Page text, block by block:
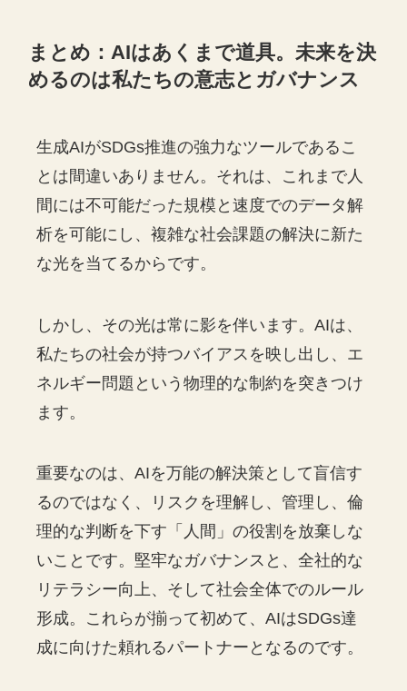
まとめ：AIはあくまで道具。未来を決
めるのは私たちの意志とガバナンス
生成AIがSDGs推進の強力なツールであるこ
とは間違いありません。それは、これまで人
間には不可能だった規模と速度でのデータ解
析を可能にし、複雑な社会課題の解決に新た
な光を当てるからです。
しかし、その光は常に影を伴います。AIは、
私たちの社会が持つバイアスを映し出し、エ
ネルギー問題という物理的な制約を突きつけ
ます。
重要なのは、AIを万能の解決策として盲信す
るのではなく、リスクを理解し、管理し、倫
理的な判断を下す「人間」の役割を放棄しな
いことです。堅牢なガバナンスと、全社的な
リテラシー向上、そして社会全体でのルール
形成。これらが揃って初めて、AIはSDGs達
成に向けた頼れるパートナーとなるのです。